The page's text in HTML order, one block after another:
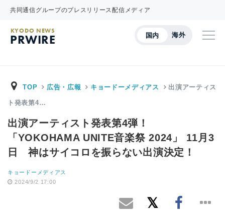
共同通信グループのプレスリリース配信メディア
国内 海外
KYODO NEWS
PRWIRE
TOP 広告・広報 キョードーメディアス 出演アーティス
ト発表第4…
出演アーティスト発表第4弾！
「YOKOHAMA UNITE音楽祭 2024」 11月3
日 神はサイコロを振らない出演決定！
キョードーメディアス
2024/9/2 17:00